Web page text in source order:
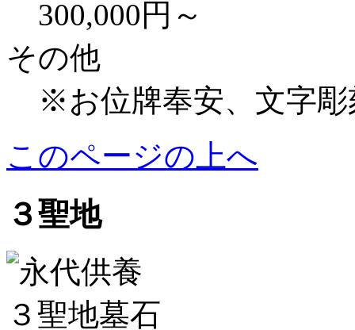
300,000円～
その他
※お位牌奉安、文字
このページの上へ
３聖地